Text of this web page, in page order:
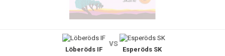
Löberöds IF
vs
Esperöds SK